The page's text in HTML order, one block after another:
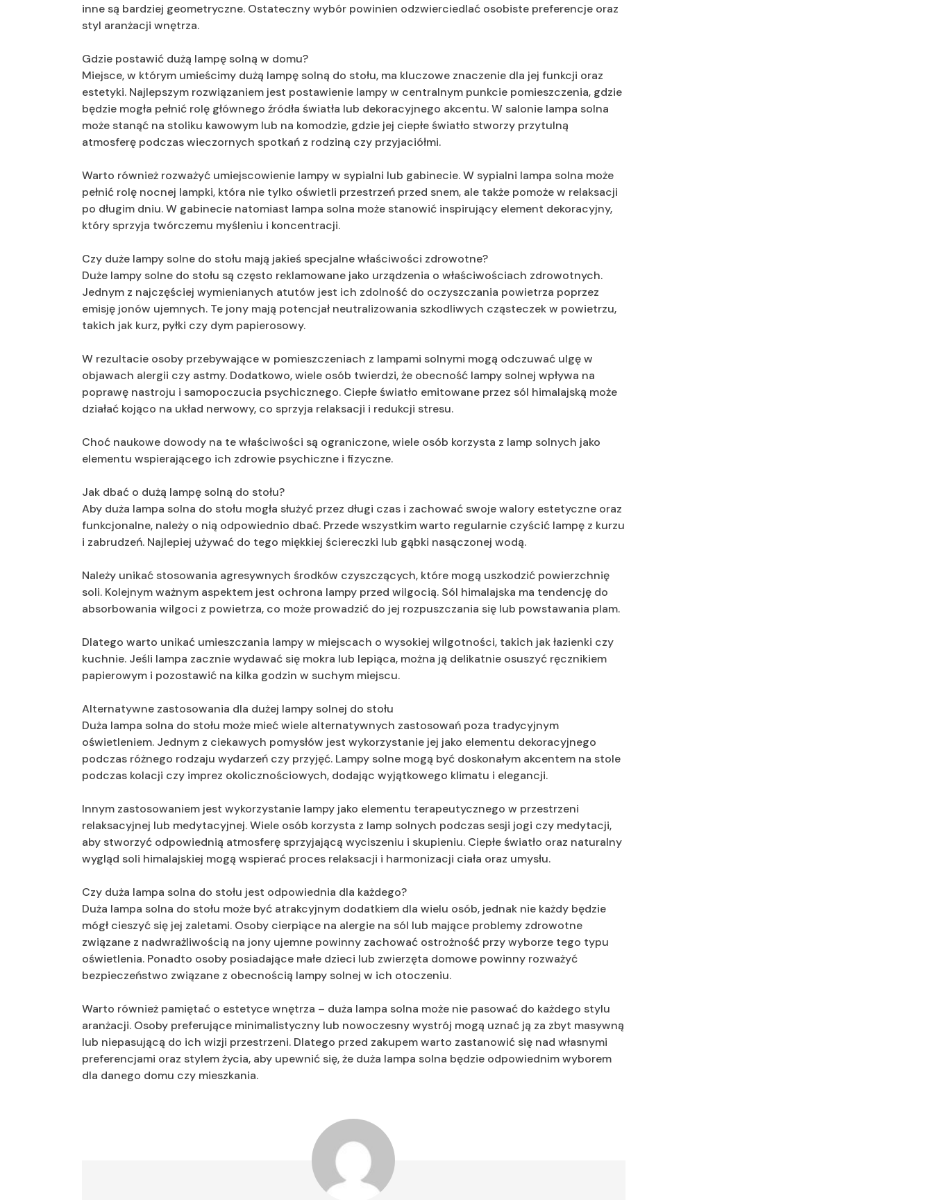
inne są bardziej geometryczne. Ostateczny wybór powinien odzwierciedlać osobiste preferencje oraz
styl aranżacji wnętrza.
Gdzie postawić dużą lampę solną w domu?
Miejsce, w którym umieścimy dużą lampę solną do stołu, ma kluczowe znaczenie dla jej funkcji oraz
estetyki. Najlepszym rozwiązaniem jest postawienie lampy w centralnym punkcie pomieszczenia, gdzie
będzie mogła pełnić rolę głównego źródła światła lub dekoracyjnego akcentu. W salonie lampa solna
może stanąć na stoliku kawowym lub na komodzie, gdzie jej ciepłe światło stworzy przytulną
atmosferę podczas wieczornych spotkań z rodziną czy przyjaciółmi.
Warto również rozważyć umiejscowienie lampy w sypialni lub gabinecie. W sypialni lampa solna może
pełnić rolę nocnej lampki, która nie tylko oświetli przestrzeń przed snem, ale także pomoże w relaksacji
po długim dniu. W gabinecie natomiast lampa solna może stanowić inspirujący element dekoracyjny,
który sprzyja twórczemu myśleniu i koncentracji.
Czy duże lampy solne do stołu mają jakieś specjalne właściwości zdrowotne?
Duże lampy solne do stołu są często reklamowane jako urządzenia o właściwościach zdrowotnych.
Jednym z najczęściej wymienianych atutów jest ich zdolność do oczyszczania powietrza poprzez
emisję jonów ujemnych. Te jony mają potencjał neutralizowania szkodliwych cząsteczek w powietrzu,
takich jak kurz, pyłki czy dym papierosowy.
W rezultacie osoby przebywające w pomieszczeniach z lampami solnymi mogą odczuwać ulgę w
objawach alergii czy astmy. Dodatkowo, wiele osób twierdzi, że obecność lampy solnej wpływa na
poprawę nastroju i samopoczucia psychicznego. Ciepłe światło emitowane przez sól himalajską może
działać kojąco na układ nerwowy, co sprzyja relaksacji i redukcji stresu.
Choć naukowe dowody na te właściwości są ograniczone, wiele osób korzysta z lamp solnych jako
elementu wspierającego ich zdrowie psychiczne i fizyczne.
Jak dbać o dużą lampę solną do stołu?
Aby duża lampa solna do stołu mogła służyć przez długi czas i zachować swoje walory estetyczne oraz
funkcjonalne, należy o nią odpowiednio dbać. Przede wszystkim warto regularnie czyścić lampę z kurzu
i zabrudzeń. Najlepiej używać do tego miękkiej ściereczki lub gąbki nasączonej wodą.
Należy unikać stosowania agresywnych środków czyszczących, które mogą uszkodzić powierzchnię
soli. Kolejnym ważnym aspektem jest ochrona lampy przed wilgocią. Sól himalajska ma tendencję do
absorbowania wilgoci z powietrza, co może prowadzić do jej rozpuszczania się lub powstawania plam.
Dlatego warto unikać umieszczania lampy w miejscach o wysokiej wilgotności, takich jak łazienki czy
kuchnie. Jeśli lampa zacznie wydawać się mokra lub lepiąca, można ją delikatnie osuszyć ręcznikiem
papierowym i pozostawić na kilka godzin w suchym miejscu.
Alternatywne zastosowania dla dużej lampy solnej do stołu
Duża lampa solna do stołu może mieć wiele alternatywnych zastosowań poza tradycyjnym
oświetleniem. Jednym z ciekawych pomysłów jest wykorzystanie jej jako elementu dekoracyjnego
podczas różnego rodzaju wydarzeń czy przyjęć. Lampy solne mogą być doskonałym akcentem na stole
podczas kolacji czy imprez okolicznościowych, dodając wyjątkowego klimatu i elegancji.
Innym zastosowaniem jest wykorzystanie lampy jako elementu terapeutycznego w przestrzeni
relaksacyjnej lub medytacyjnej. Wiele osób korzysta z lamp solnych podczas sesji jogi czy medytacji,
aby stworzyć odpowiednią atmosferę sprzyjającą wyciszeniu i skupieniu. Ciepłe światło oraz naturalny
wygląd soli himalajskiej mogą wspierać proces relaksacji i harmonizacji ciała oraz umysłu.
Czy duża lampa solna do stołu jest odpowiednia dla każdego?
Duża lampa solna do stołu może być atrakcyjnym dodatkiem dla wielu osób, jednak nie każdy będzie
mógł cieszyć się jej zaletami. Osoby cierpiące na alergie na sól lub mające problemy zdrowotne
związane z nadwrażliwością na jony ujemne powinny zachować ostrożność przy wyborze tego typu
oświetlenia. Ponadto osoby posiadające małe dzieci lub zwierzęta domowe powinny rozważyć
bezpieczeństwo związane z obecnością lampy solnej w ich otoczeniu.
Warto również pamiętać o estetyce wnętrza – duża lampa solna może nie pasować do każdego stylu
aranżacji. Osoby preferujące minimalistyczny lub nowoczesny wystrój mogą uznać ją za zbyt masywną
lub niepasującą do ich wizji przestrzeni. Dlatego przed zakupem warto zastanowić się nad własnymi
preferencjami oraz stylem życia, aby upewnić się, że duża lampa solna będzie odpowiednim wyborem
dla danego domu czy mieszkania.